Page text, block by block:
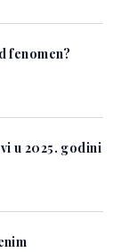
fenomen?
u 2025. godini